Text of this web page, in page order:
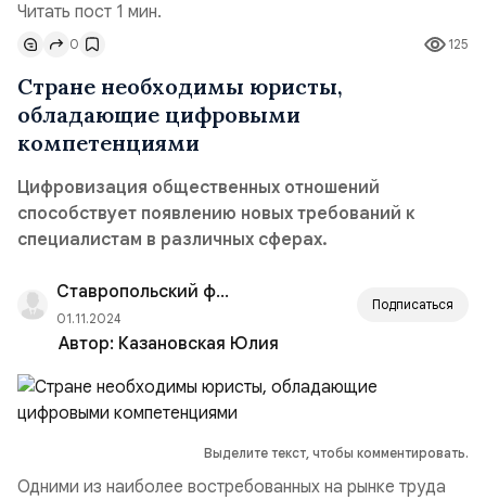
Читать пост 1 мин.
125
0
Стране необходимы юристы,
обладающие цифровыми
компетенциями
Цифровизация общественных отношений
способствует появлению новых требований к
специалистам в различных сферах.
Ставропольский филиал РАНХиГС
01.11.2024
Подписаться
Автор: Казановская Юлия
Выделите текст, чтобы комментировать.
Одними из наиболее востребованных на рынке труда